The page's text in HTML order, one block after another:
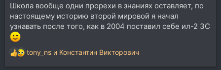
Школа вообще одни прорехи в знаниях оставляет, по
настоящему историю второй мировой я начал
узнавать после того, как в 2004 поставил себе ил-2 ЗС
Р
е
tony_ns и Константин Викторович